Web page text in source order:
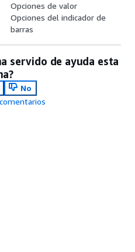
Opciones de valor
Opciones del indicador de
barras
servido de ayuda esta
No